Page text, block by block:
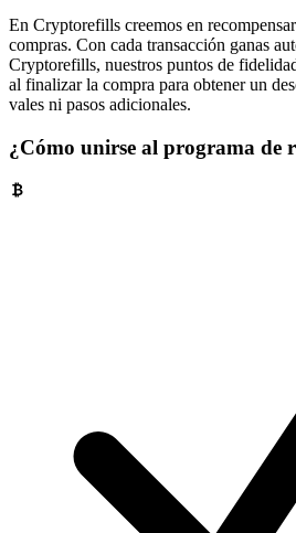
En Cryptorefills creemos en
compras. Con cada transacción ganas
Cryptorefills, nuestros puntos de
al finalizar la compra para obtener un
vales ni pasos adicionales.
¿Cómo unirse al programa de